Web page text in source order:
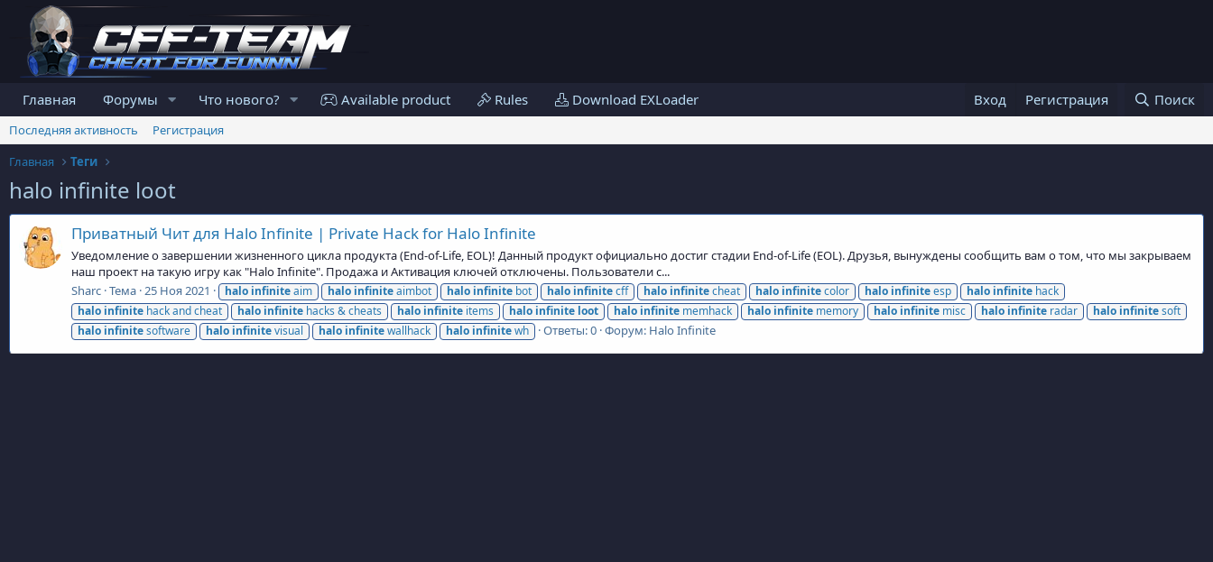
Главная Форумы Что нового? Available product Rules Download EXLoader Вход Регистрация Поиск
Последняя активность
Регистрация
Главная
Теги
halo infinite loot
Приватный Чит для Halo Infinite | Private Hack for Halo Infinite
Уведомление о завершении жизненного цикла продукта (End-of-Life, EOL)! Данный продукт официально достиг стадии End-of-Life (EOL). Друзья, вынуждены сообщить вам о том, что мы закрываем
наш проект на такую игру как "Halo Infinite". Продажа и Активация ключей отключены. Пользователи с...
Sharc Тема 25 Ноя 2021 halo infiniteaim halo infiniteaimbot halo infinite bot halo infinitecff halo infinitecheat halo infinitecolor halo infiniteesp halo infinite hack
halo infinite hack and cheat halo infinite hacks & cheats halo infinite items halo infinite loot halo infinite memhack halo infinite memory halo infinite misc halo infinite radar halo infinitesoft
halo infinitesoftware halo infinitevisual halo infinitewallhack halo infinitewh Ответы: 0 Форум: Halo Infinite